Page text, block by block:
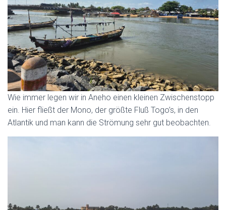
Wie immer legen wir in Aneho einen kleinen Zwischenstopp
ein. Hier fließt der Mono, der größte Fluß Togo’s, in den
Atlantik und man kann die Strömung sehr gut beobachten.